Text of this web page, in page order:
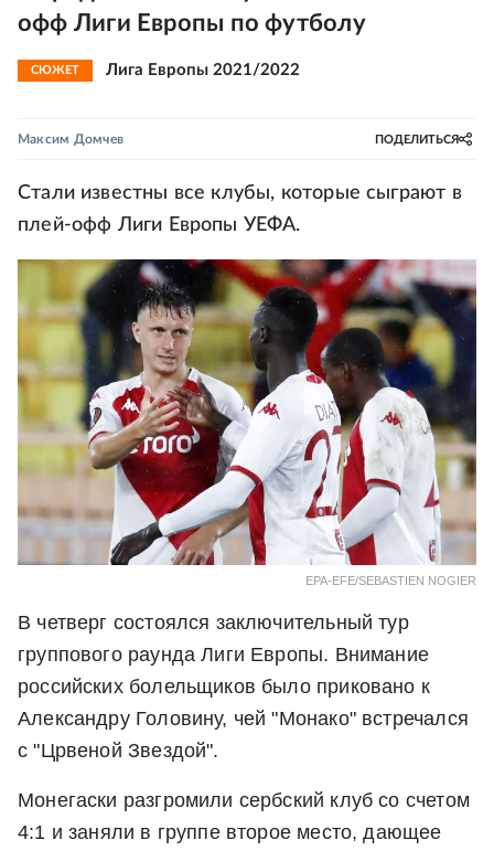
офф Лиги Европы по футболу
СЮЖЕТ Лига Европы 2021/2022
Максим Домчев ПОДЕЛИТЬСЯ
Стали известны все клубы, которые сыграют в
плей-офф Лиги Европы УЕФА.
EPA-EFE/SEBASTIEN NOGIER
В четверг состоялся заключительный тур
группового раунда Лиги Европы. Внимание
российских болельщиков было приковано к
Александру Головину, чей "Монако" встречался
с "Црвеной Звездой".
Монегаски разгромили сербский клуб со счетом
4:1 и заняли в группе второе место, дающее